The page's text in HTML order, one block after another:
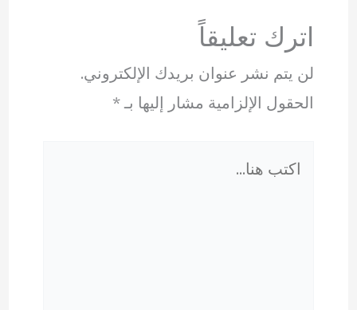
اترك تعليقاً
لن يتم نشر عنوان بريدك الإلكتروني.
الحقول الإلزامية مشار إليها بـ *